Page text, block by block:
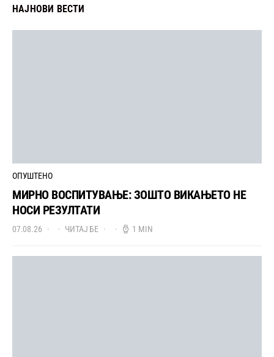
НАЈНОВИ ВЕСТИ
ОПУШТЕНО
МИРНО ВОСПИТУВАЊЕ: ЗОШТО ВИКАЊЕТО НЕ
НОСИ РЕЗУЛТАТИ
07.08.26 ЧИТАЈ БЕ 1 MIN